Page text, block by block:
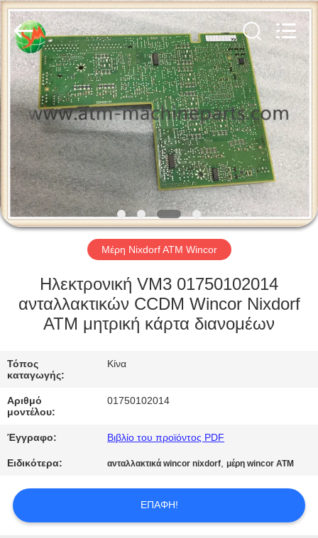
ΣΠΊΤΙ
ΠΡΟΪΌΝΤΑ
ΠΕΡΊΠΟΥ
ΕΜΕΊΣ
ΓΎΡΟΣ
ΕΡΓΟΣΤΑΣΊΩΝ
ΠΟΙΟΤΙΚΌΣ
ΈΛΕΓΧΟΣ
ΜΑΣ
ΕΛΆΤΕ
ΣΕ
ΕΠΑΦΉ
ΜΕ
ΕΙΔΉΣΕΙΣ
GSM
International
Trade
Co.,Ltd..
Rights
Reserved.
Μέρη Nixdorf ATM Wincor
Ηλεκτρονική VM3 01750102014
ανταλλακτικών CCDM Wincor Nixdorf
ATM μητρική κάρτα διανομέων
Τόπος
καταγωγής:
Κίνα
Αριθμό
μοντέλου:
01750102014
Έγγραφο: Βιβλίο του προϊόντος PDF
Ειδικότερα: ανταλλακτικά wincor nixdorf,μέρη wincor ATM
ΕΠΑΦΉ!